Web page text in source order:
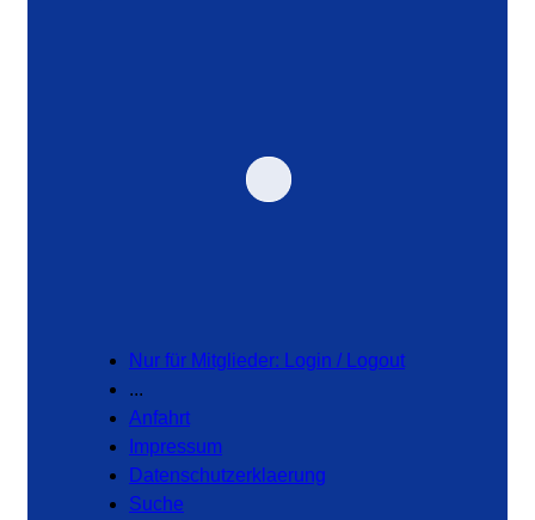
Nur für Mitglieder: Login / Logout
...
Anfahrt
Impressum
Datenschutzerklaerung
Suche